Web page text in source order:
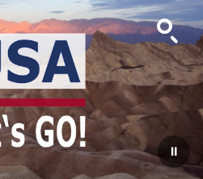
Suche